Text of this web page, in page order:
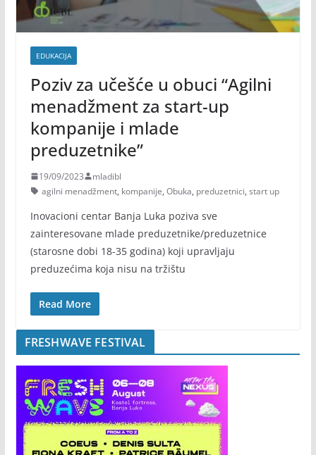
EDUKACIJA
Poziv za učešće u obuci “Agilni
menadžment za start-up
kompanije i mlade
preduzetnike”
19/09/2023
mladibl
agilni menadžment, kompanije, Obuka, preduzetnici, start up
Inovacioni centar Banja Luka poziva sve
zainteresovane mlade preduzetnike/preduzetnice
(starosne dobi 18-35 godina) koji upravljaju
preduzećima koja nisu na tržištu
Read More
FRESHWAVE FESTIVAL